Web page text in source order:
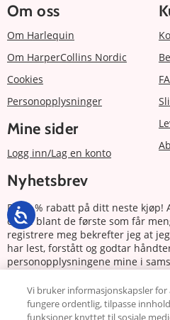
Om oss
Om Harlequin
Om HarperCollins Nordic
Cookies
Personopplysninger
Mine sider
Logg inn/Lag en konto
Nyhetsbrev
Få 20 % rabatt på ditt neste
og bli blant de første som får
registrere meg bekrefter jeg at
har lest, forstått og godtar
personopplysningene mine i
Vi bruker informasjonskapsler
fungere ordentlig, tilpasse
funksjoner knyttet til sosiale